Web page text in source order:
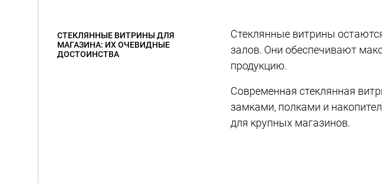
СТЕКЛЯННЫЕ ВИТРИНЫ ДЛЯ
МАГАЗИНА: ИХ ОЧЕВИДНЫЕ
ДОСТОИНСТВА
Стеклянные витрины
залов. Они обеспечивают
продукцию.
Современная стеклянная
замками, полками и
для крупных магазинов.